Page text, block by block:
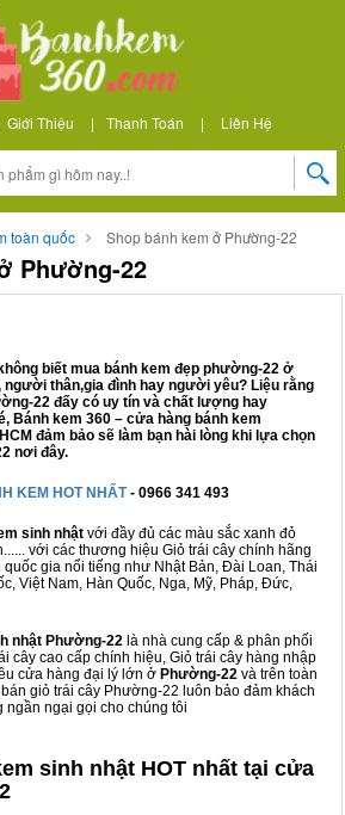
Giới Thiệu | Thanh Toán | Liên Hệ
toàn quốc Shop bánh kem ở Phường-22
Phường-22
biết mua bánh kem đẹp phường-22 ở
người thân,gia đình hay người yêu? Liệu rằng
22 đấy có uy tín và chất lượng hay
Bánh kem 360 – cửa hàng bánh kem
đảm bảo sẽ làm bạn hài lòng khi lựa chọn
nơi đây.
KEM HOT NHẤT- 0966 341 493
sinh nhật với đầy đủ các màu sắc xanh đỏ
với các thương hiệu Giỏ trái cây chính hãng
gia nổi tiếng như Nhật Bản, Đài Loan, Thái
Việt Nam, Hàn Quốc, Nga, Mỹ, Pháp, Đức,
nhật Phường-22 là nhà cung cấp & phân phối
cây cao cấp chính hiệu, Giỏ trái cây hàng nhập
cửa hàng đại lý lớn ở Phường-22 và trên toàn
giỏ trái cây Phường-22 luôn bảo đảm khách
ngại gọi cho chúng tôi
sinh nhật HOT nhất tại cửa